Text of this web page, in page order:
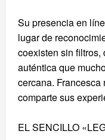
Su presencia en
lugar de
coexisten sin filtros,
auténtica que
cercana. Francesca
comparte sus
EL SENCILLO